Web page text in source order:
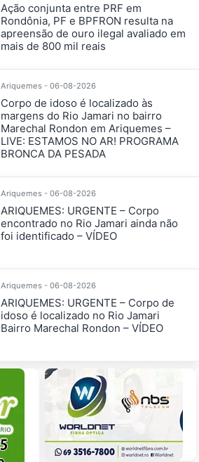
Ação conjunta entre PRF em
Rondônia, PF e BPFRON resulta na
apreensão de ouro ilegal avaliado em
mais de 800 mil reais
Ariquemes - 06-08-2026
Corpo de idoso é localizado às
margens do Rio Jamari no bairro
Marechal Rondon em Ariquemes –
LIVE: ESTAMOS NO AR! PROGRAMA
BRONCA DA PESADA
Ariquemes - 06-08-2026
ARIQUEMES: URGENTE – Corpo
encontrado no Rio Jamari ainda não
foi identificado – VÍDEO
Ariquemes - 06-08-2026
ARIQUEMES: URGENTE – Corpo de
idoso é localizado no Rio Jamari
Bairro Marechal Rondon – VÍDEO